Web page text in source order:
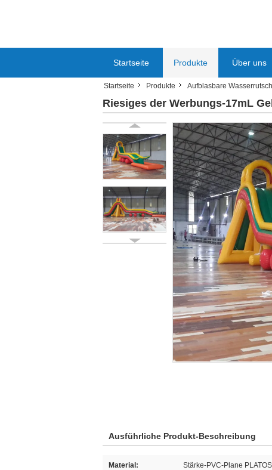
Startseite Produkte Über uns
Startseite Produkte Aufblasbare
Riesiges der Werbungs-17mL
Ausführliche Produkt-Beschreibung
Material: Stärke-PVC-Plane